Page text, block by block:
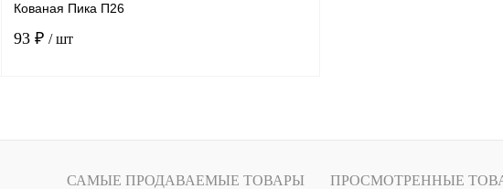
Кованая Пика П26
93 ₽ / шт
САМЫЕ ПРОДАВАЕМЫЕ ТОВАРЫ ПРОСМОТРЕННЫЕ